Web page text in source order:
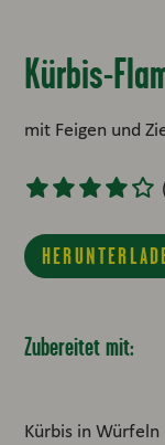
Kürbis-
mit Feigen und
Zubereitet mit:
Kürbis in Würfeln